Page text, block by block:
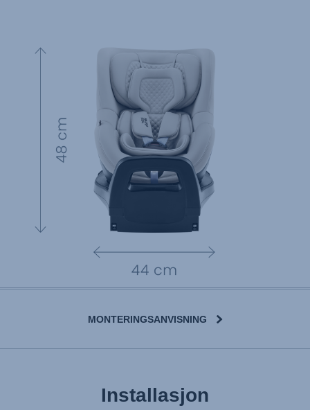
MONTERINGSANVISNING
Installasjon